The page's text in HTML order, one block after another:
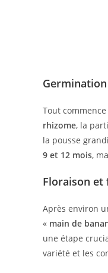
Tout
rhizome, la
la pousse
9 et 12 mois,
Floraison et
Après environ
« main de
une étape
variété et les